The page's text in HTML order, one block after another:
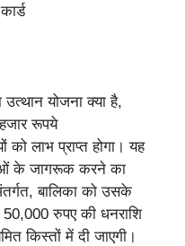
को लाभ प्राप्त होगा। यह
के जागरूक करने का
बालिका को उसके
रुपए की धनराशि
किस्तों में दी जाएगी।